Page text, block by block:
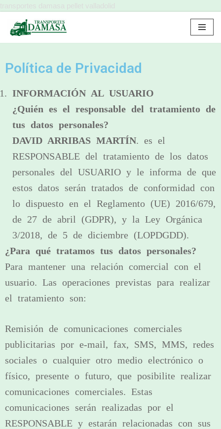
transportes damasa pellet valladolid
Saltar
contenido
Política de Privacidad
INFORMACIÓN AL USUARIO
¿Quién es el responsable del tratamiento de
tus datos personales?
DAVID ARRIBAS MARTÍN. es el
RESPONSABLE del tratamiento de los datos
personales del USUARIO y le informa de que
estos datos serán tratados de conformidad con
lo dispuesto en el Reglamento (UE) 2016/679,
de 27 de abril (GDPR), y la Ley Orgánica
3/2018, de 5 de diciembre (LOPDGDD).
¿Para qué tratamos tus datos personales?
Para mantener una relación comercial con el
usuario. Las operaciones previstas para realizar
el tratamiento son:
Remisión de comunicaciones comerciales
publicitarias por e-mail, fax, SMS, MMS, redes
sociales o cualquier otro medio electrónico o
físico, presente o futuro, que posibilite realizar
comunicaciones comerciales. Estas
comunicaciones serán realizadas por el
RESPONSABLE y estarán relacionadas con sus